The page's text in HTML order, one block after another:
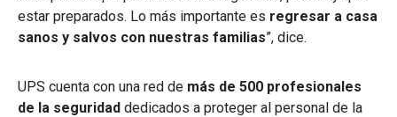
estar preparados. Lo más importante es regresar a casa
sanos y salvos con nuestras familias”, dice.
UPS cuenta con una red de más de 500 profesionales
de la seguridad dedicados a proteger al personal de la